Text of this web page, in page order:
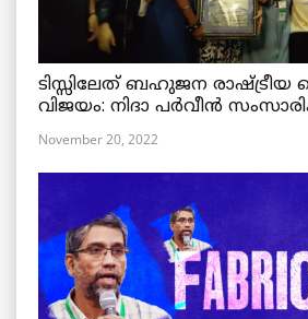
ടിസ്സിലേത് ബഹുജന രാഷ്ട്രീയ
വിജയം: നിദാ പർവീൻ
November 20, 2022